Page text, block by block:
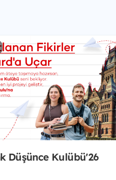
Düşünce Kulübü'26